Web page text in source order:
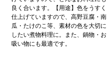
良く合います。【用途】色をうすく
仕上げていますので、高野豆腐・南
瓜・たけのこ等、素材の色を大切に
したい煮物料理に。また、鍋物・お
吸い物にも最適です。